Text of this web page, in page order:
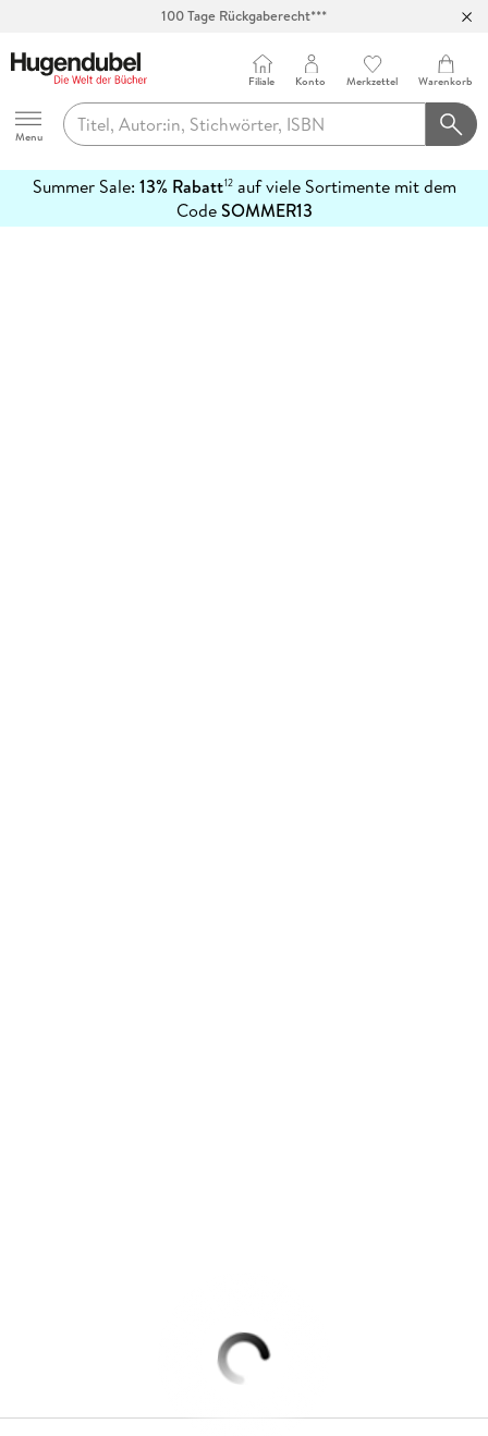
100 Tage Rückgaberecht***
Hugendubel
Menu
Filiale Konto Merkzettel Warenkorb
Summer Sale: 13% Rabatt12auf viele Sortimente mit dem
CodeSOMMER13
erfahren